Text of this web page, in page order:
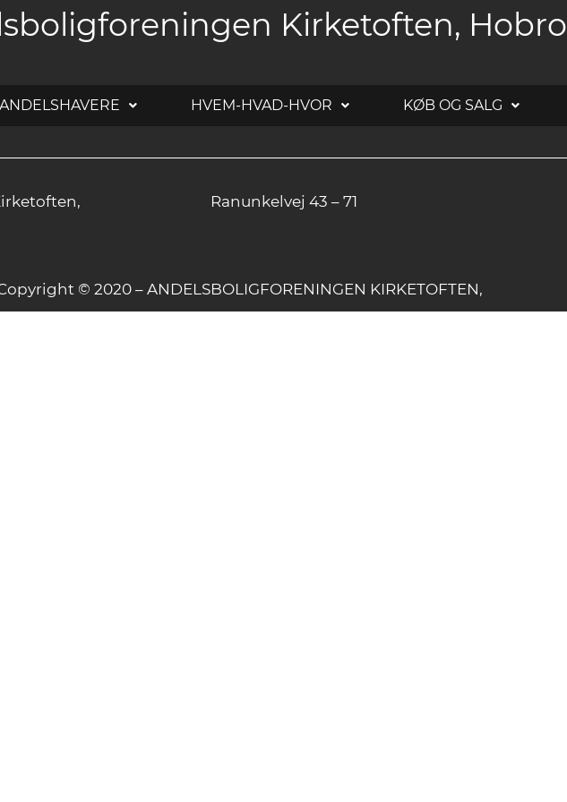
Kirketoften, Hobro
HVEM-HVAD-HVOR KØB OG SALG
Ranunkelvej 43 – 71
© 2020 – ANDELSBOLIGFORENINGEN KIRKETOFTEN,